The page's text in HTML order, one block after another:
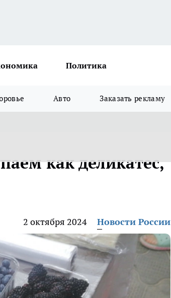
Политика
Авто Заказать рекламу
как деликатес,
2 октября 2024 Новости России